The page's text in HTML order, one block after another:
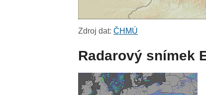
Zdroj dat:ČHMÚ
Radarový snímek